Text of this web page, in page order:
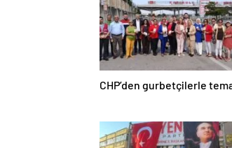
CHP’den gurbetçilerle